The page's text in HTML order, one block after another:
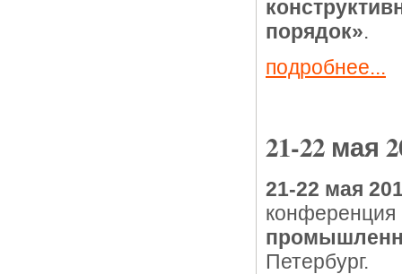
порядок».
подробнее...
21-22 мая
21-22 мая
конференция
Петербург.